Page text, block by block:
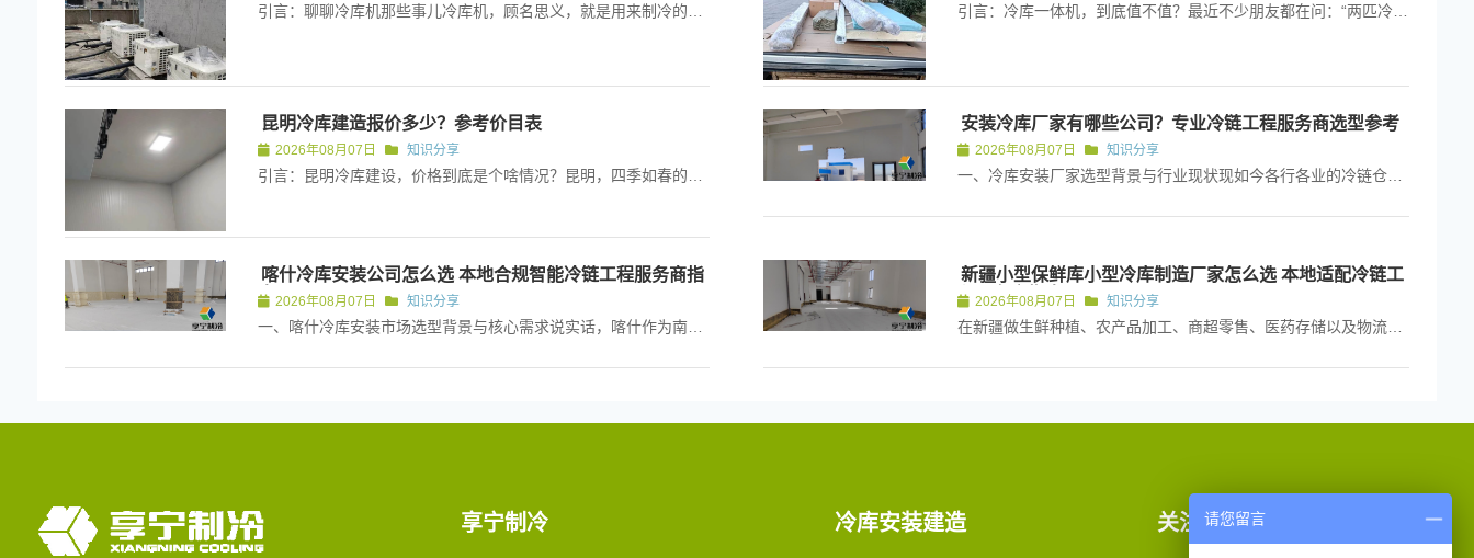
昆明冷库建造报价多少？参考价目表
2026年08月07日 知识分享
引言：昆明冷库建设，价格到底是个啥情况？昆明，四季如春的城市，但也因为气候原因，对冷库的需求一直挺旺盛。不管是...
安装冷库厂家有哪些公司？专业冷链工程服务商选型参考
2026年08月07日 知识分享
一、冷库安装厂家选型背景与行业现状现如今各行各业的冷链仓储需求都在持续上涨，不管是生物医药、新能源材料存储，还是食品加工...
喀什冷库安装公司怎么选 本地合规智能冷链工程服务商指
南2026年08月07日 知识分享
新疆小型保鲜库小型冷库制造厂家怎么选 本地适配冷链工
程服务商指南
2026年08月07日 知识分享
享宁制冷 冷库安装建造 关注我们请扫码添加
请您留言